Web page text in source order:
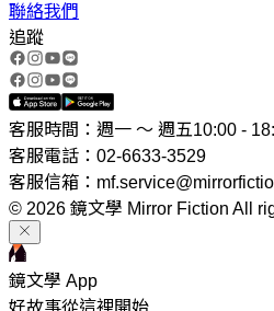
聯絡我們
追蹤
客服時間：週一 ～ 週五10:00 -
客服電話：02-6633-3529
客服信箱：
© 2026 鏡文學 Mirror Fiction All
鏡文學 App
好故事從這裡開始